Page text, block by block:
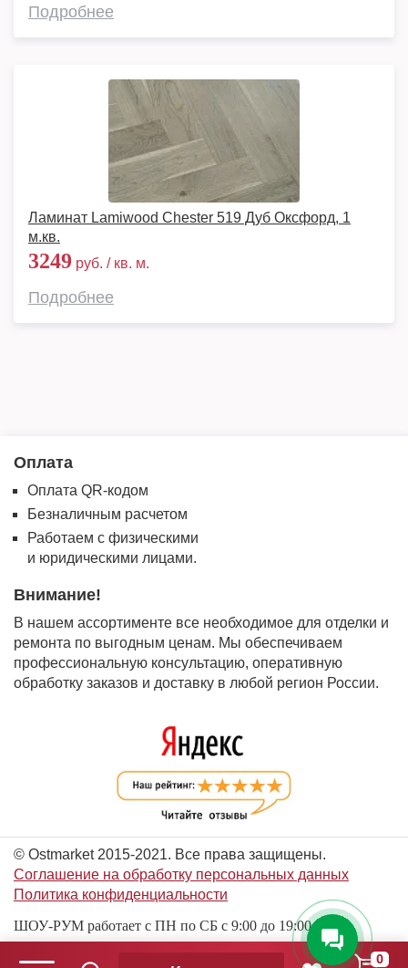
Подробнее
Ламинат Lamiwood Chester 519 Дуб Оксфорд, 1
м.кв.
3249 руб. / кв. м.
Подробнее
Оплата
Оплата QR-кодом
Безналичным расчетом
Работаем с физическими
и юридическими лицами.
Внимание!
В нашем ассортименте все необходимое для отделки и
ремонта по выгодным ценам. Мы обеспечиваем
профессиональную консультацию, оперативную
обработку заказов и доставку в любой регион России.
© Ostmarket 2015-2021. Все права защищены.
Соглашение на обработку персональных данных
Политика конфиденциальности
ШОУ-РУМ работает с ПН по СБ с 9:00 до 19:00
0